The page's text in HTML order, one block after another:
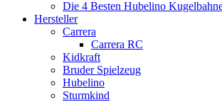
Die 4 Besten Hubelino
Hersteller
Carrera
Carrera RC
Kidkraft
Bruder Spielzeug
Hubelino
Sturmkind